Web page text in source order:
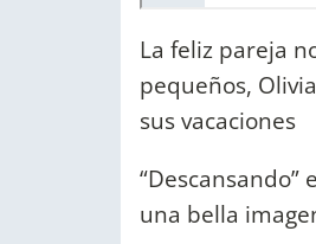
La feliz pareja
pequeños,
sus vacaciones
una bella